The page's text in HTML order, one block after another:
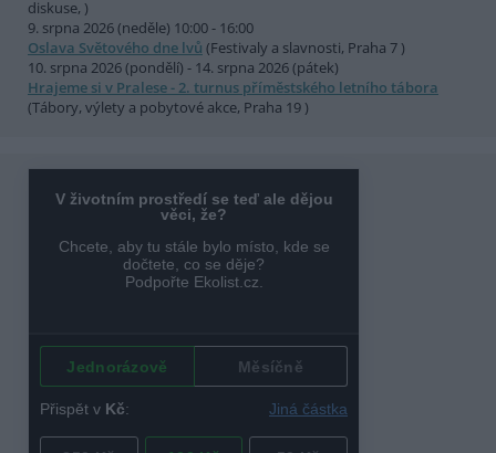
diskuse, )
9. srpna 2026 (neděle) 10:00 - 16:00
Oslava Světového dne lvů (Festivaly a slavnosti, Praha 7 )
10. srpna 2026 (pondělí) - 14. srpna 2026 (pátek)
Hrajeme si v Pralese - 2. turnus příměstského letního tábora
(Tábory, výlety a pobytové akce, Praha 19 )